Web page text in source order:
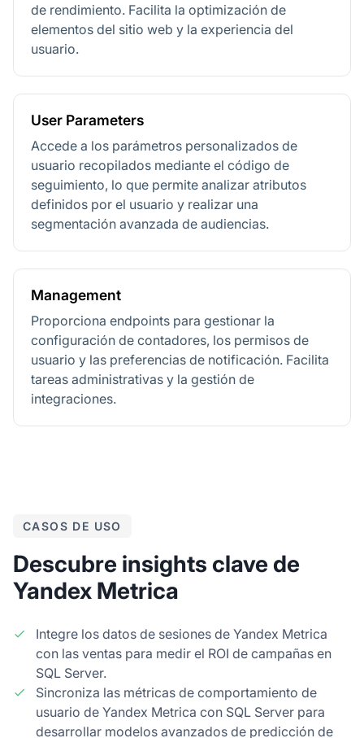
de rendimiento. Facilita la optimización de
elementos del sitio web y la experiencia del
usuario.
User Parameters
Accede a los parámetros personalizados de
usuario recopilados mediante el código de
seguimiento, lo que permite analizar atributos
definidos por el usuario y realizar una
segmentación avanzada de audiencias.
Management
Proporciona endpoints para gestionar la
configuración de contadores, los permisos de
usuario y las preferencias de notificación. Facilita
tareas administrativas y la gestión de
integraciones.
CASOS DE USO
Descubre insights clave de
Yandex Metrica
Integre los datos de sesiones de Yandex Metrica
con las ventas para medir el ROI de campañas en
SQL Server.
Sincroniza las métricas de comportamiento de
usuario de Yandex Metrica con SQL Server para
desarrollar modelos avanzados de predicción de